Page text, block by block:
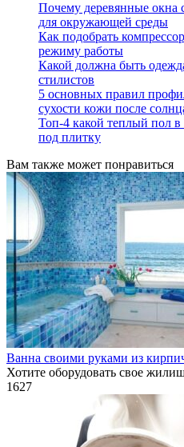
Почему деревянные окна
для окружающей среды
Как подобрать
режиму работы
Какой должна быть
стилистов
5 основных правил
сухости кожи после
Топ-4 какой теплый пол в
под плитку
Вам также может понравиться
Ванна своими руками из
Хотите оборудовать свое
1627